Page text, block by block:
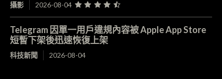
攝影 2026-08-04
Telegram 因單一用戶違規內容被 Apple App Store
短暫下架後迅速恢復上架
科技新聞 2026-08-04